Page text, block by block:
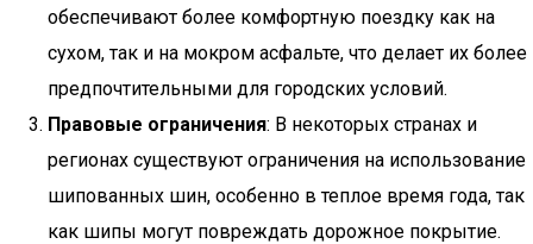
обеспечивают более комфортную поездку как на
сухом, так и на мокром асфальте, что делает их более
предпочтительными для городских условий.
Правовые ограничения: В некоторых странах и
регионах существуют ограничения на использование
шипованных шин, особенно в теплое время года, так
как шипы могут повреждать дорожное покрытие.